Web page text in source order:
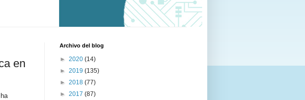
en
Archivo del blog
► 2020 (14)
► 2019 (135)
► 2018 (77)
► 2017 (87)